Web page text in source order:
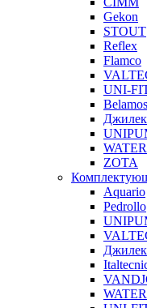
Gekon
STOUT
Reflex
Flamco
UNI-
Belamos
ZOTA
Aquario
Pedrollo